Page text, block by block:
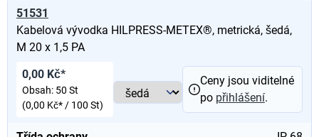
51531
Kabelová vývodka HILPRESS-METEX®, metrická, šedá,
M 20 x 1,5 PA
0,00 Kč*
Obsah: 50 St
(0,00 Kč* / 100 St)
Ceny jsou viditelné
po přihlášení.